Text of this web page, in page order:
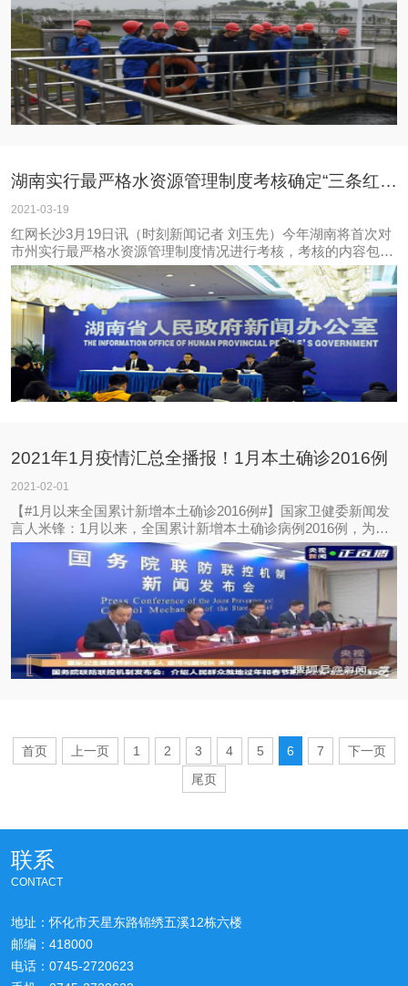
质检测中心参观学习。
湖南实行最严格水资源管理制度考核确定“三条红线”
2021-03-19
红网长沙3月19日讯（时刻新闻记者 刘玉先）今年湖南将首次对
市州实行最严格水资源管理制度情况进行考核，考核的内容包括
最严格水资源管理制度目标完成、制度建设和措施落实情况两个
方面.
2021年1月疫情汇总全播报！1月本土确诊2016例
2021-02-01
【#1月以来全国累计新增本土确诊2016例#】国家卫健委新闻发
言人米锋：1月以来，全国累计新增本土确诊病例2016例，为去
年3月以来单月最多，疫情呈现零星散发和局部地区聚集性疫情
交织叠加态势。本周后半段，全国现有本土确诊病例和无症状感
染者数量已经开始下降，前期
首页 上一页 1 2 3 4 5 6 7
下一页
尾页
联系
CONTACT
地址：怀化市天星东路锦绣五溪12栋六楼
邮编：418000
电话：0745-2720623